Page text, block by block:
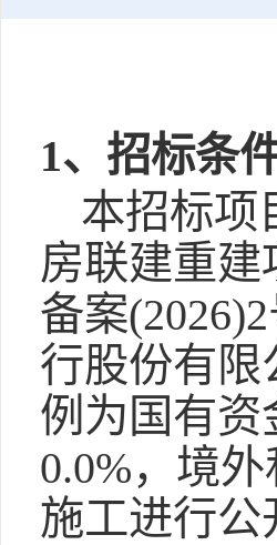
1、招标条
本招标项
房联建重
备案
行股份有限
例为国有资
0.0%，境
施工进行公